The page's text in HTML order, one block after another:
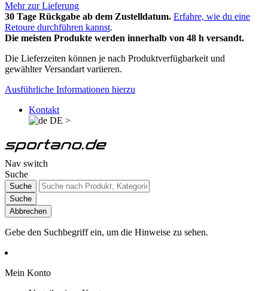
Mehr zur Lieferung
30 Tage Rückgabe ab dem Zustelldatum. Erfahre, wie du eine
Retoure durchführen kannst.
Die meisten Produkte werden innerhalb von 48 h versandt.
Die Lieferzeiten können je nach Produktverfügbarkeit und
gewählter Versandart variieren.
Ausführliche Informationen hierzu
Kontakt
DE >
Nav switch
Suche
Suche
Suche
Abbrechen
Gebe den Suchbegriff ein, um die Hinweise zu sehen.
Mein Konto